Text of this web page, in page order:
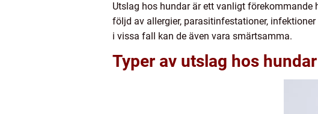
Utslag hos hundar är ett vanligt
följd av allergier, parasitinfestationer,
i vissa fall kan de även vara smärtsamma.
Typer av utslag hos hundar